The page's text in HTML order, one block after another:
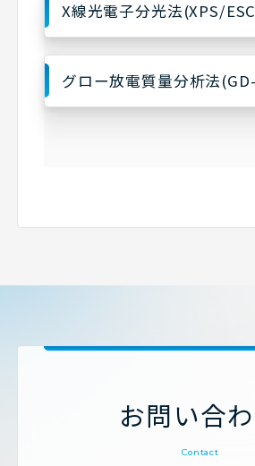
X線光電子分光法(XPS/
グロー放電質量分析法
お問い合
Contact